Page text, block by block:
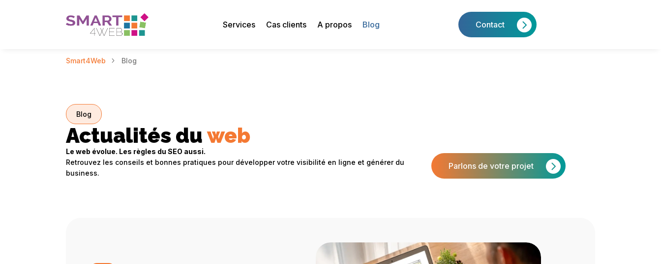
Services Cas clients A propos Blog Contact
Smart4Web Blog
Blog
Actualités du web
Le web évolue. Les règles du SEO aussi.
Retrouvez les conseils et bonnes pratiques pour développer votre visibilité en ligne et générer du
business.
Parlons de votre projet